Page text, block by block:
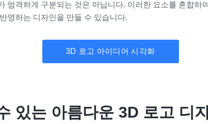
엄격하게 구분되는 것은 아닙니다. 이러한 요소를 혼합하
영하는 디자인을 만들 수 있습니다.
3D 로고 아이디어 시각화
있는 아름다운 3D 로고 디